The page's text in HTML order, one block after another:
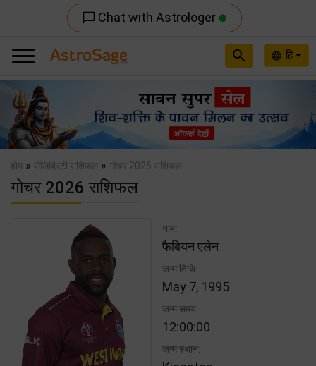
chat_bubble_outline Chat with Astrologer
language हि
search
Previous
होम » सेलिब्रिटी राशिफल » गोचर 2026 राशिफल
गोचर 2026 राशिफल
नाम:
फैबियन एलेन
जन्म तिथि:
May 7, 1995
जन्म समय:
12:00:00
जन्म स्थान: